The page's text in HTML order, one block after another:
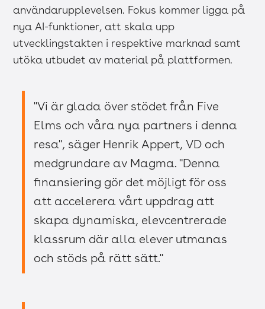
användarupplevelsen. Fokus kommer ligga på
nya AI-funktioner, att skala upp
utvecklingstakten i respektive marknad samt
utöka utbudet av material på plattformen.
"Vi är glada över stödet från Five
Elms och våra nya partners i denna
resa", säger Henrik Appert, VD och
medgrundare av Magma. "Denna
finansiering gör det möjligt för oss
att accelerera vårt uppdrag att
skapa dynamiska, elevcentrerade
klassrum där alla elever utmanas
och stöds på rätt sätt."